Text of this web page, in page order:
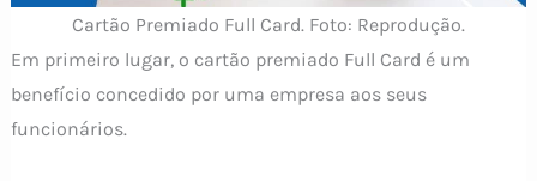
Cartão Premiado Full Card. Foto: Reprodução.
Em primeiro lugar, o cartão premiado Full Card é um
benefício concedido por uma empresa aos seus
funcionários.